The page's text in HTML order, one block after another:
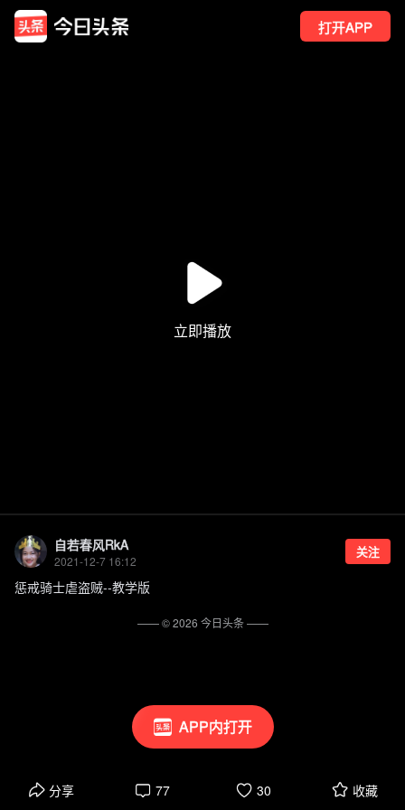
打开APP
APP内打开
自若春风RkA
2021-12-7 16:12
关注
惩戒骑士虐盗贼--教学版
分享 77 30 收藏
—— ©2026 今日头条——